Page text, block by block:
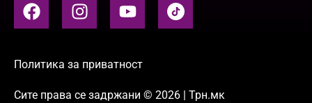
Политика за приватност
Сите права се задржани © 2026 | Трн.мк